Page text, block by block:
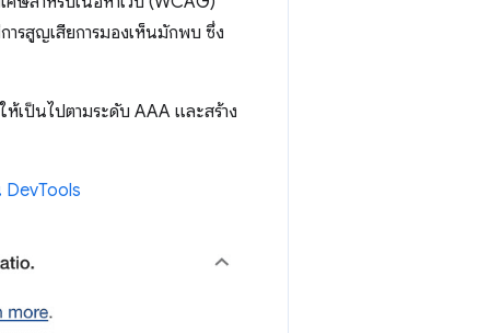
ารสูญเสียการมองเห็นมักพบ ซึ่ง
ห้เป็นไปตามระดับ AAA และสร้าง
DevTools